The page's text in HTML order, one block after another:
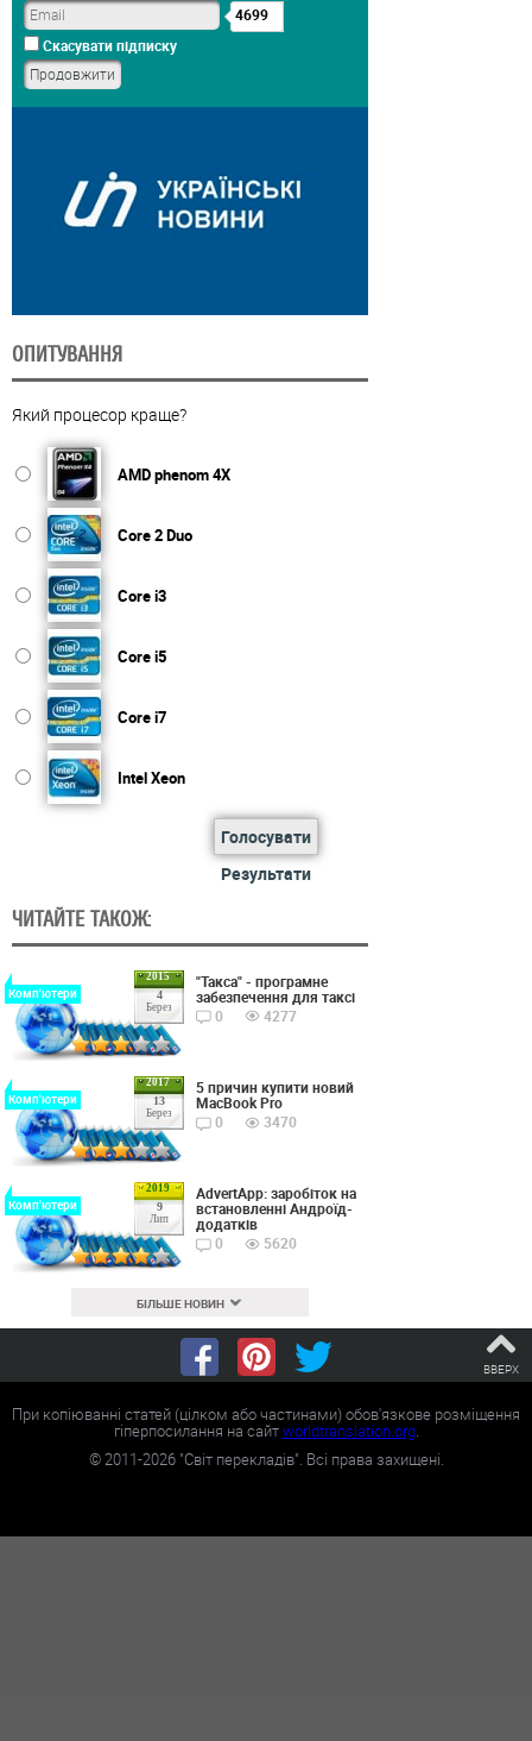
4699
Скасувати підписку
ОПИТУВАННЯ
Який процесор краще?
AMD phenom 4X
Core 2 Duo
Core i3
Core i5
Core i7
Intel Xeon
Голосувати
Результати
ЧИТАЙТЕ ТАКОЖ:
2015
4
Берез
Комп'ютери
"Такса" - програмне
забезпечення для таксі
0
4277
2017
13
Берез
Комп'ютери
5 причин купити новий
MacBook Pro
0
3470
2019
9
Лип
Комп'ютери
AdvertApp: заробіток на
встановленні Андроїд-
додатків
0
5620
БІЛЬШЕ НОВИН
ВВЕРХ
При копіюванні статей (цілком або частинами) обов'язкове розміщення
гіперпосилання на сайтworldtranslation.org.
©2011-2026"Світ перекладів". Всі права захищені.